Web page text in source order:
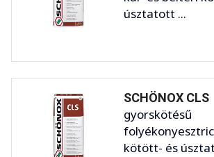
úsztatott ...
SCHÖNOX CLS
gyorskötésű
kötött- és